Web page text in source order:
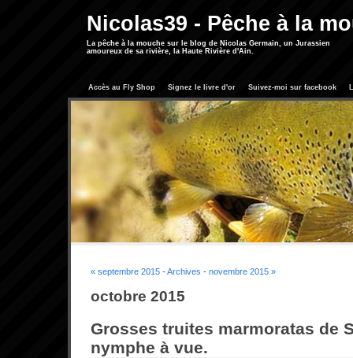
Nicolas39 - Pêche à la
La pêche à la mouche sur le blog de Nicolas Germain, un Jurassien
amoureux de sa rivière, la Haute Rivière d'Ain.
Accès au Fly Shop Signez le livre d'or Suivez-moi sur facebook
« septembre 2015 -Archives - novembre 2015 »
octobre 2015
Grosses truites marmoratas de
nymphe à vue.